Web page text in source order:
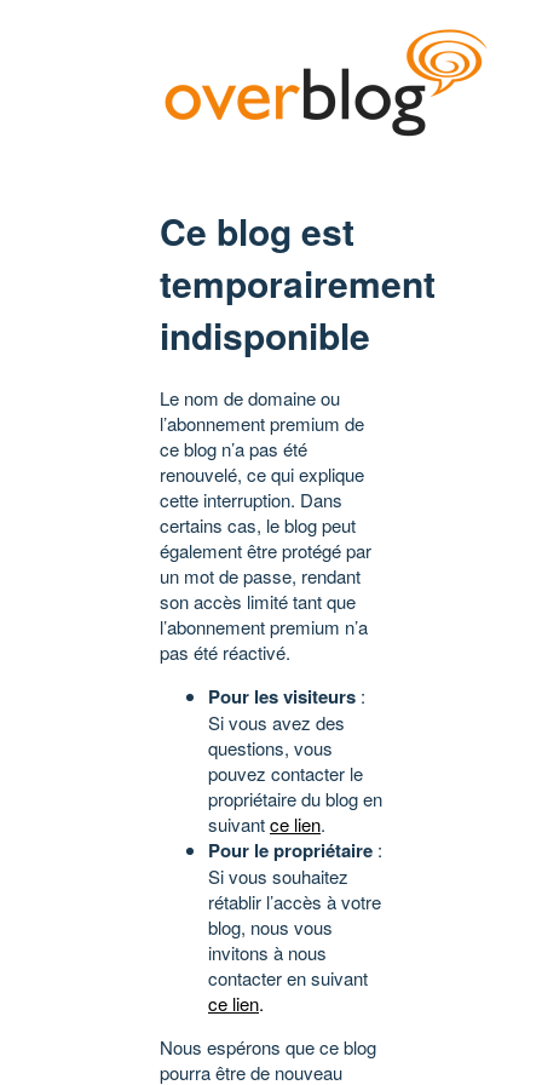
Ce blog est
temporairement
indisponible
Le nom de domaine ou
l’abonnement premium de
ce blog n’a pas été
renouvelé, ce qui explique
cette interruption. Dans
certains cas, le blog peut
également être protégé par
un mot de passe, rendant
son accès limité tant que
l’abonnement premium n’a
pas été réactivé.
Pour les visiteurs :
Si vous avez des
questions, vous
pouvez contacter le
propriétaire du blog en
suivantce lien.
Pour le propriétaire :
Si vous souhaitez
rétablir l’accès à votre
blog, nous vous
invitons à nous
contacter en suivant
ce lien.
Nous espérons que ce blog
pourra être de nouveau